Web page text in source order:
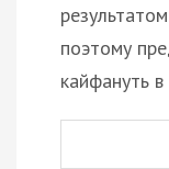
поэтому
кайфануть